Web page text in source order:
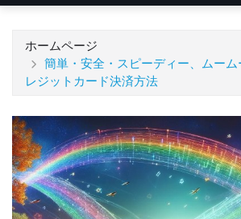
ホームページ
簡単・安全・スピーディー、ムー
レジットカード決済方法